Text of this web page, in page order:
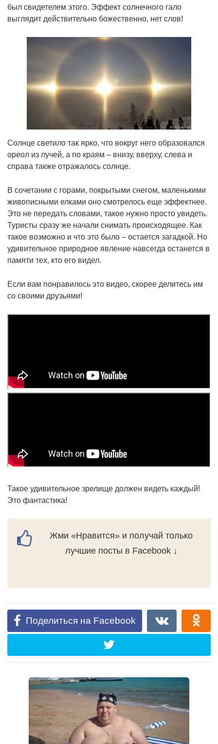
был свидетелем этого. Эффект солнечного гало
выглядит действительно божественно, нет слов!
Солнце светило так ярко, что вокруг него образовался
ореол из лучей, а по краям – внизу, вверху, слева и
справа также отражалось солнце.
В сочетании с горами, покрытыми снегом, маленькими
живописными елками оно смотрелось еще эффектнее.
Это не передать словами, такое нужно просто увидеть.
Туристы сразу же начали снимать происходящее. Как
такое возможно и что это было – остается загадкой. Но
удивительное природное явление навсегда останется в
памяти тех, кто его видел.
Если вам понравилось это видео, скорее делитесь им
со своими друзьями!
Такое удивительное зрелище должен видеть каждый!
Это фантастика!
Жми «Нравится» и получай только
лучшие посты в Facebook ↓
Поделиться на Facebook